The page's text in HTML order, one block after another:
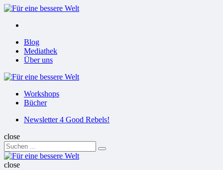
Menu
Menu
Blog
Mediathek
Über uns
Für
Workshops
Bücher
SuchenNewsletter 4 Good Rebels!
close
Search
for:
Suchen
Für
close